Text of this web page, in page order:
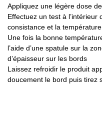
Appliquez une légère dose
Effectuez un test à
consistance et la
Une fois la bonne
l’aide d’une spatule sur la
d’épaisseur sur les bords
Laissez refroidir le produit
doucement le bord puis tirez